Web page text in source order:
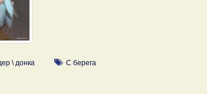
\ донка С берега